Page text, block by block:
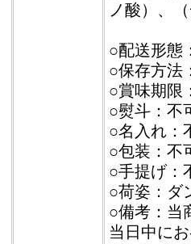
ノ酸）、
○配送形態
○保存方法
○賞味期限
○熨斗：不
○名入れ：
○包装：不
○手提げ：
○荷姿：ダ
○備考：当
当日中に